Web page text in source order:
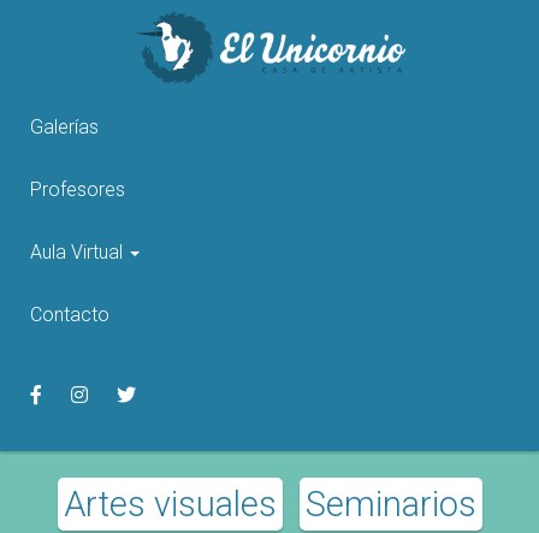
Galerías
Profesores
Aula Virtual
Contacto
Artes visuales Seminarios